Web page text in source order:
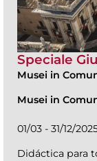
Speciale
Musei in
Musei in
01/03 - 31/12/
Didáctica para